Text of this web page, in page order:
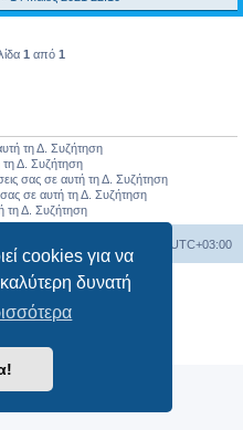
cookies για να
δυνατή
1 από 1
τη Δ. Συζήτηση
τη Δ. Συζήτηση
σας σε αυτή τη Δ. Συζήτηση
σας σε αυτή τη Δ. Συζήτηση
τη Δ. Συζήτηση
UTC+03:00
Software © phpBB Limited
από τοphpbbgr.com